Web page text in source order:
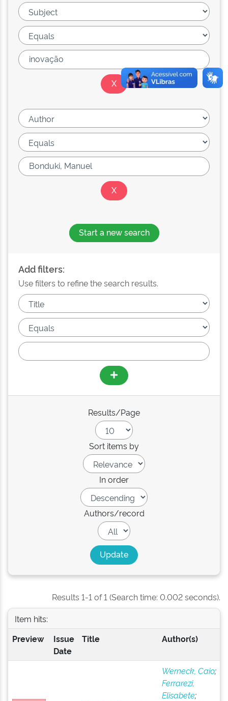
Start a new search
Add filters:
Use filters to refine the search results.
Results/Page
Sort items by
In order
Authors/record
Results 1-1 of 1 (Search time: 0.002 seconds).
Item hits:
Preview
Issue
Date
Title Author(s)
Werneck, Caio;
Ferrarezi,
Elisabete;